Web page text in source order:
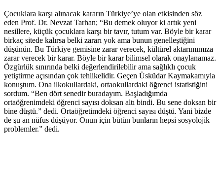
Çocuklara karşı alınacak kararın Türkiye’ye olan etkisinden söz
eden Prof. Dr. Nevzat Tarhan; “Bu demek oluyor ki artık yeni
nesillere, küçük çocuklara karşı bir tavır, tutum var. Böyle bir karar
birkaç sitede kalırsa belki zararı yok ama bunun genelleştiğini
düşünün. Bu Türkiye gemisine zarar verecek, kültürel aktarımımıza
zarar verecek bir karar. Böyle bir karar bilimsel olarak onaylanamaz.
Özgürlük sınırında belki değerlendirilebilir ama sağlıklı çocuk
yetiştirme açısından çok tehlikelidir. Geçen Üsküdar Kaymakamıyla
konuştum. Ona ilkokullardaki, ortaokullardaki öğrenci istatistiğini
sordum. “Ben dört senedir buradayım. Başladığımda
ortaöğrenimdeki öğrenci sayısı doksan altı bindi. Bu sene doksan bir
bine düştü.” dedi. Ortaöğretimdeki öğrenci sayısı düştü. Yani bizde
de şu an nüfus düşüyor. Onun için bütün bunların hepsi sosyolojik
problemler.” dedi.